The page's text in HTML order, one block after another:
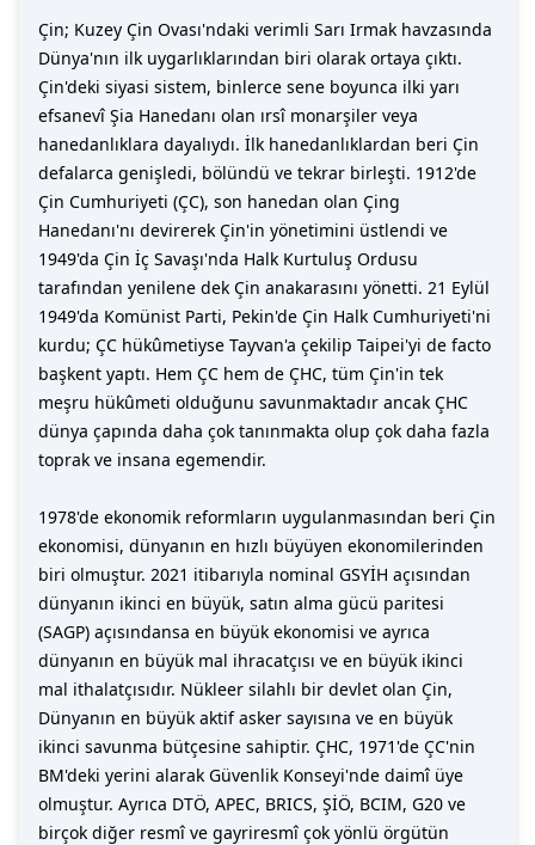
Çin; Kuzey Çin Ovası'ndaki verimli Sarı Irmak havzasında
Dünya'nın ilk uygarlıklarından biri olarak ortaya çıktı.
Çin'deki siyasi sistem, binlerce sene boyunca ilki yarı
efsanevî Şia Hanedanı olan ırsî monarşiler veya
hanedanlıklara dayalıydı. İlk hanedanlıklardan beri Çin
defalarca genişledi, bölündü ve tekrar birleşti. 1912'de
Çin Cumhuriyeti (ÇC), son hanedan olan Çing
Hanedanı'nı devirerek Çin'in yönetimini üstlendi ve
1949'da Çin İç Savaşı'nda Halk Kurtuluş Ordusu
tarafından yenilene dek Çin anakarasını yönetti. 21 Eylül
1949'da Komünist Parti, Pekin'de Çin Halk Cumhuriyeti'ni
kurdu; ÇC hükûmetiyse Tayvan'a çekilip Taipei'yi de facto
başkent yaptı. Hem ÇC hem de ÇHC, tüm Çin'in tek
meşru hükûmeti olduğunu savunmaktadır ancak ÇHC
dünya çapında daha çok tanınmakta olup çok daha fazla
toprak ve insana egemendir.
1978'de ekonomik reformların uygulanmasından beri Çin
ekonomisi, dünyanın en hızlı büyüyen ekonomilerinden
biri olmuştur. 2021 itibarıyla nominal GSYİH açısından
dünyanın ikinci en büyük, satın alma gücü paritesi
(SAGP) açısındansa en büyük ekonomisi ve ayrıca
dünyanın en büyük mal ihracatçısı ve en büyük ikinci
mal ithalatçısıdır. Nükleer silahlı bir devlet olan Çin,
Dünyanın en büyük aktif asker sayısına ve en büyük
ikinci savunma bütçesine sahiptir. ÇHC, 1971'de ÇC'nin
BM'deki yerini alarak Güvenlik Konseyi'nde daimî üye
olmuştur. Ayrıca DTÖ, APEC, BRICS, ŞİÖ, BCIM, G20 ve
birçok diğer resmî ve gayriresmî çok yönlü örgütün